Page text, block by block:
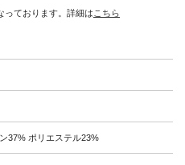
ております。詳細は こちら
37% ポリエステル23%